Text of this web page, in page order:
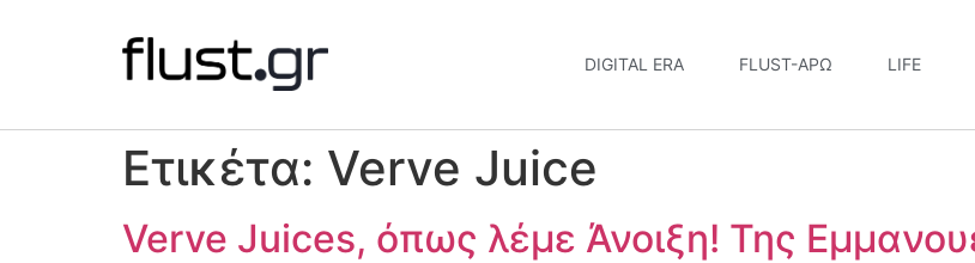
DIGITAL ERA FLUST-ΆΡΩ LIFE
Ετικέτα: Verve Juice
Verve Juices, όπως λέμε Άνοιξη! Της